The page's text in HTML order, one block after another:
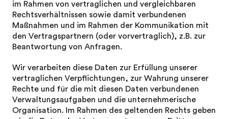
im Rahmen von vertraglichen und vergleichbaren
Rechtsverhältnissen sowie damit verbundenen
Maßnahmen und im Rahmen der Kommunikation mit
den Vertragspartnern (oder vorvertraglich), z.B. zur
Beantwortung von Anfragen.
Wir verarbeiten diese Daten zur Erfüllung unserer
vertraglichen Verpflichtungen, zur Wahrung unserer
Rechte und für die mit diesen Daten verbundenen
Verwaltungsaufgaben und die unternehmerische
Organisation. Im Rahmen des geltenden Rechts geben